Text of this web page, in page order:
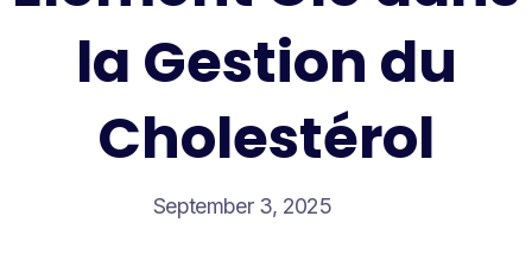
la Gestion du
Cholestérol
September 3, 2025